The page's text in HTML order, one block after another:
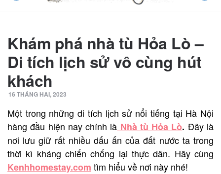
Khám phá nhà tù Hỏa Lò –
Di tích lịch sử vô cùng hút
khách
16 THÁNG HAI, 2023
Một trong những di tích lịch sử nổi tiếng tại Hà Nội
hàng đầu hiện nay chính là Nhà tù Hỏa Lò. Đây là
nơi lưu giữ rất nhiều dấu ấn của đất nước ta trong
thời kì kháng chiến chống lại thực dân. Hãy cùng
Kenhhomestay.com tìm hiểu về nơi này nhé!